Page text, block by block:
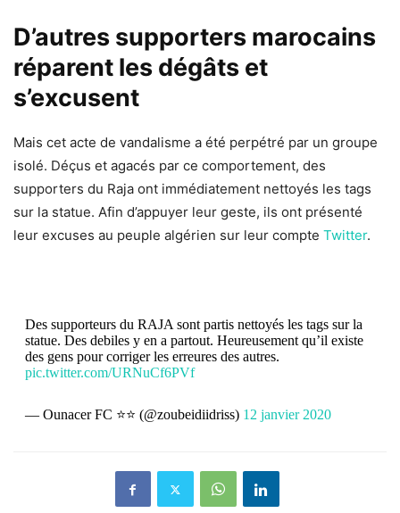
D’autres supporters marocains
réparent les dégâts et
s’excusent
Mais cet acte de vandalisme a été perpétré par un groupe
isolé. Déçus et agacés par ce comportement, des
supporters du Raja ont immédiatement nettoyés les tags
sur la statue. Afin d’appuyer leur geste, ils ont présenté
leur excuses au peuple algérien sur leur compte Twitter.
Des supporteurs du RAJA sont partis nettoyés les tags sur la
statue. Des debiles y en a partout. Heureusement qu’il existe
des gens pour corriger les erreures des autres.
pic.twitter.com/URNuCf6PVf
— Ounacer FC ⭐️⭐️ (@zoubeidiidriss) 12 janvier 2020